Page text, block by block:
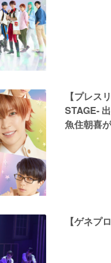
【プレス
STAGE-
魚住朝喜
【ゲネプ